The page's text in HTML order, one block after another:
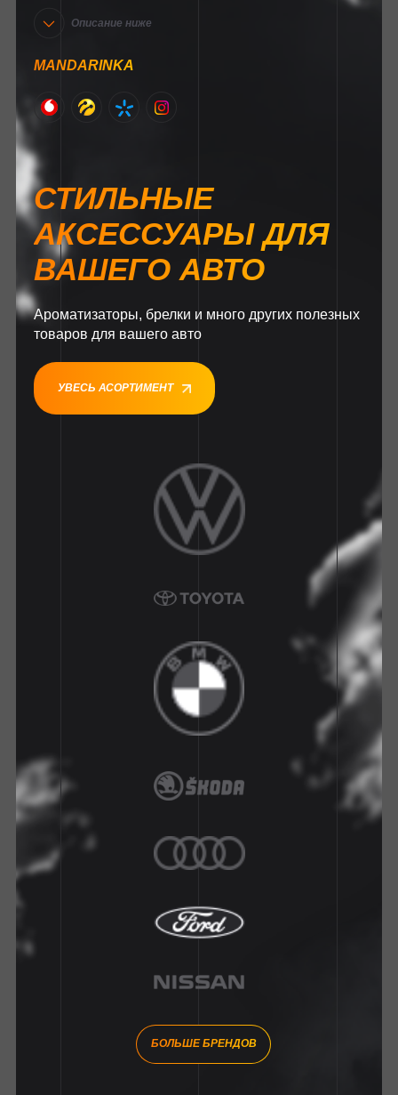
Описание ниже
MANDARINKA
СТИЛЬНЫЕ
АКСЕССУАРЫ ДЛЯ
ВАШЕГО АВТО
Ароматизаторы, брелки и много других полезных
товаров для вашего авто
УВЕСЬ АСОРТИМЕНТ
БОЛЬШЕ БРЕНДОВ